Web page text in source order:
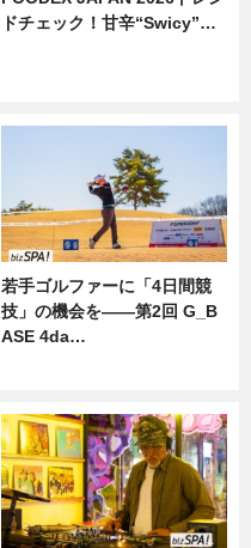
ドチェック！甘辛“Swicy”…
若手ゴルファーに「4日間競
技」の機会を——第2回 G_B
ASE 4da…